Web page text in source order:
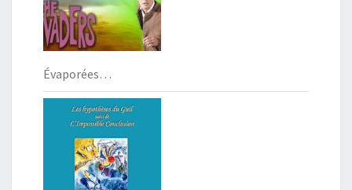
Évaporées…